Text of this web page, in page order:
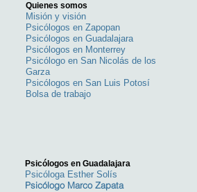
Quienes somos
Misión y visión
Psicólogos en Zapopan
Psicólogos en Guadalajara
Psicólogos en Monterrey
Psicólogo en San Nicolás de los
Garza
Psicólogos en San Luis Potosí
Bolsa de trabajo
Psicólogos en Guadalajara
Psicóloga Esther Solís
Psicólogo Marco Zapata